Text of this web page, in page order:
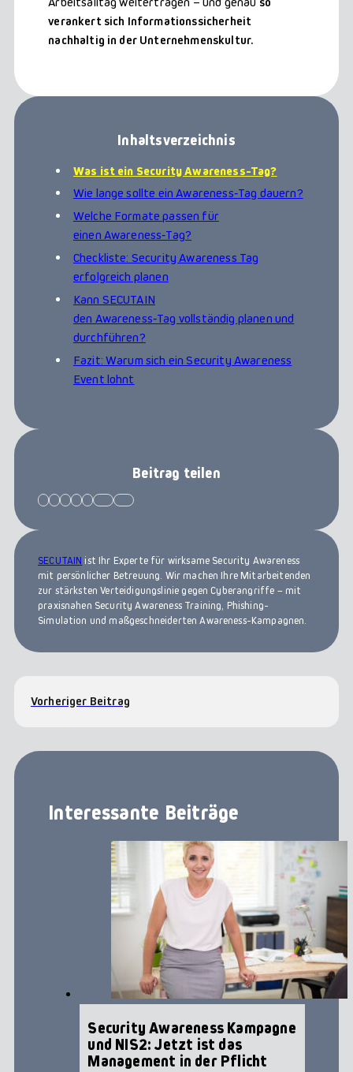
verankert sich Informationssicherheit
nachhaltig in der Unternehmenskultur.
Inhaltsverzeichnis
Was ist ein Security Awareness-Tag?
Wie lange sollte ein Awareness‑Tag dauern?
Welche Formate passen für
einen Awareness‑Tag?
Checkliste: Security Awareness Tag
erfolgreich planen
Kann SECUTAIN
den Awareness‑Tag vollständig planen und
durchführen?
Fazit: Warum sich ein Security Awareness
Event lohnt
Beitrag teilen
SECUTAIN ist Ihr Experte für wirksame Security Awareness
mit persönlicher Betreuung. Wir machen Ihre Mitarbeitenden
zur stärksten Verteidigungslinie gegen Cyberangriffe – mit
praxisnahen Security Awareness Training, Phishing-
Simulation und maßgeschneiderten Awareness-Kampagnen.
Vorheriger Beitrag
Interessante Beiträge
Security Awareness Kampagne
und NIS2: Jetzt ist das
Management in der Pflicht